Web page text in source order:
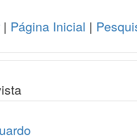
| Página Inicial |